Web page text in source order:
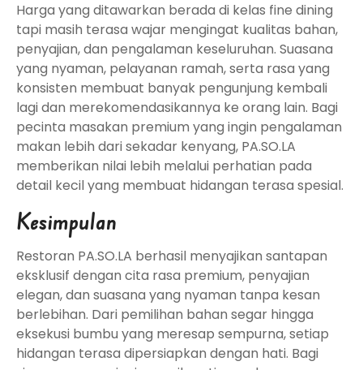
Harga yang ditawarkan berada di kelas fine dining
tapi masih terasa wajar mengingat kualitas bahan,
penyajian, dan pengalaman keseluruhan. Suasana
yang nyaman, pelayanan ramah, serta rasa yang
konsisten membuat banyak pengunjung kembali
lagi dan merekomendasikannya ke orang lain. Bagi
pecinta masakan premium yang ingin pengalaman
makan lebih dari sekadar kenyang, PA.SO.LA
memberikan nilai lebih melalui perhatian pada
detail kecil yang membuat hidangan terasa spesial.
Kesimpulan
Restoran PA.SO.LA berhasil menyajikan santapan
eksklusif dengan cita rasa premium, penyajian
elegan, dan suasana yang nyaman tanpa kesan
berlebihan. Dari pemilihan bahan segar hingga
eksekusi bumbu yang meresap sempurna, setiap
hidangan terasa dipersiapkan dengan hati. Bagi